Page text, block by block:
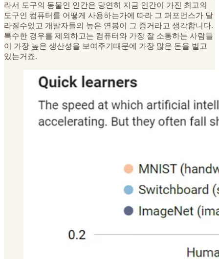
라서 도구의 동물인 인간은 당연히 지금 인간이 가진 최고의
도구인 컴퓨터를 어떻게 사용하는가에 따라 그 퍼포먼스가 달
라질수있고 개발자들의 높은 연봉이 그 증거라고 생각합니다.
특수한 경우를 제외하고는 컴퓨터와 가장 잘 소통하는 사람들
이 가장 높은 생산성을 보여주기때문에 가장 많은 돈을 벌고
있는거죠.